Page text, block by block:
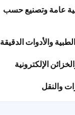
عامة وتصنيع حسب
والأدوات الدقيقة
الإلكترونية
والنقل